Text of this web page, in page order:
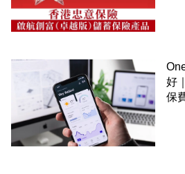
好
保